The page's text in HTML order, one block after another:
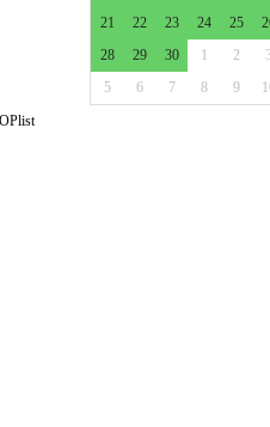
21
22 23 24 25
28
29 30 1 2
5
6 7 8 9